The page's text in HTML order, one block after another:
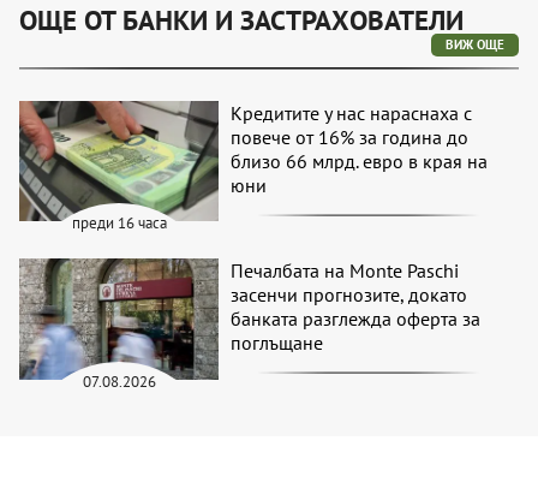
ОЩЕ ОТ БАНКИ И ЗАСТРАХОВАТЕЛИ
ВИЖ ОЩЕ
преди 16 часа
Кредитите у нас нараснаха с
повече от 16% за година до
близо 66 млрд. евро в края на
юни
07.08.2026
Печалбата на Monte Paschi
засенчи прогнозите, докато
банката разглежда оферта за
поглъщане